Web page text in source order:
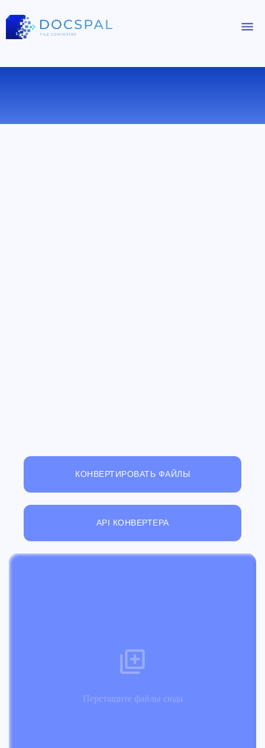
КОНВЕРТИРОВАТЬ ФАЙЛЫ
API КОНВЕРТЕРА
Перетащите файлы сюда